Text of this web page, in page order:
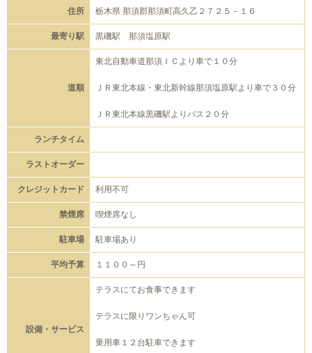
住所 栃木県 那須郡那須町高久乙２７２５－１６
最寄り駅 黒磯駅 那須塩原駅
道順
東北自動車道那須ＩＣより車で１０分
ＪＲ東北本線・東北新幹線那須塩原駅より車で３０分
ＪＲ東北本線黒磯駅よりバス２０分
ランチタイム
ラストオーダー
クレジットカード 利用不可
禁煙席 喫煙席なし
駐車場 駐車場あり
平均予算 １１００～円
設備・サービス
テラスにてお食事できます
テラスに限りワンちゃん可
乗用車１２台駐車できます